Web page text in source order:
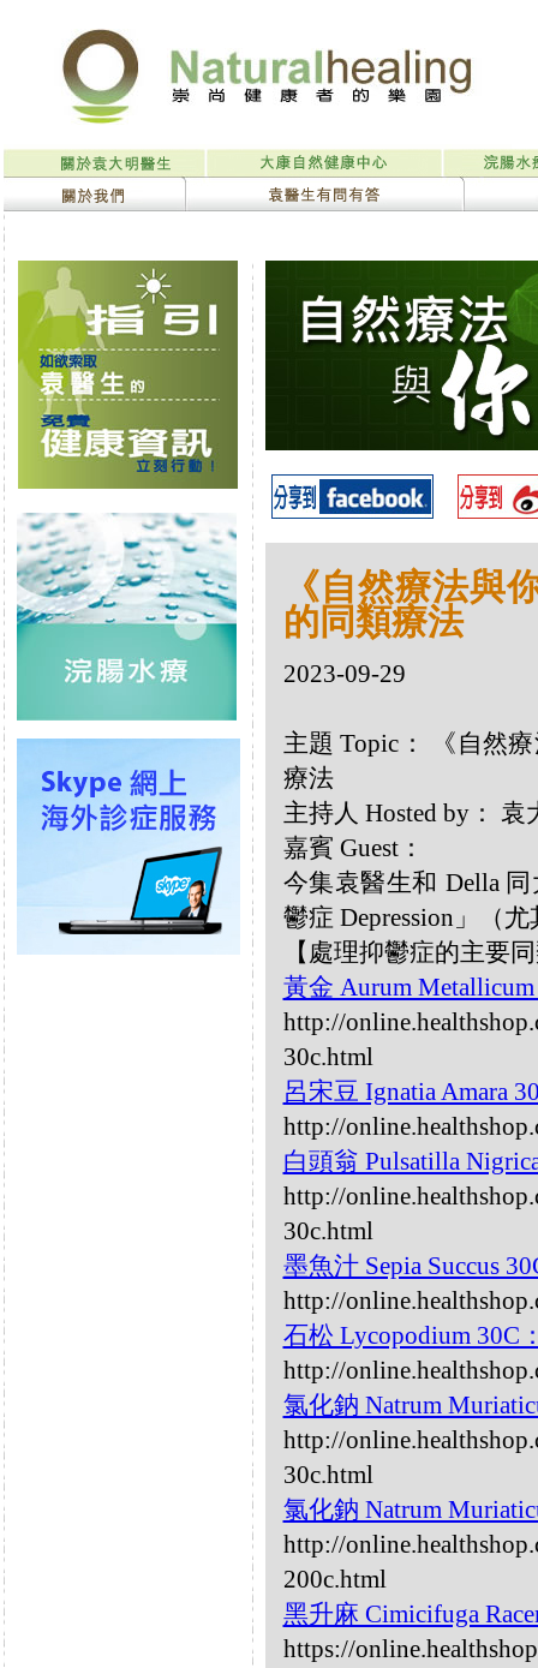
《自然療法與
的同類療法
2023-09-29
主題 Topic： 《自然
療法
主持人 Hosted by：
嘉賓 Guest：
今集袁醫生和 Della
鬱症 Depression」（
【處理抑鬱症的主要
黃金 Aurum
http://
30c.html
呂宋豆 Ignatia Amara
http://
白頭翁 Pulsatilla
http://
30c.html
墨魚汁 Sepia Succus
http://
石松 Lycopodium 30C
http://
氯化鈉 Natrum
http://
30c.html
氯化鈉 Natrum
http://
200c.html
黑升麻 Cimicifuga
https://